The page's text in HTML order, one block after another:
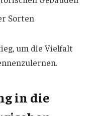
Sorten
um die Vielfalt
in die